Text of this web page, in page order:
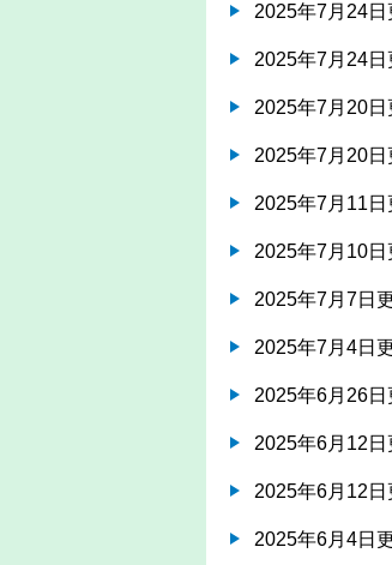
2025年7月24日
2025年7月24日
2025年7月20日
2025年7月20日
2025年7月11日
2025年7月10日
2025年7月7日
2025年7月4日
2025年6月26日
2025年6月12日
2025年6月12日
2025年6月4日